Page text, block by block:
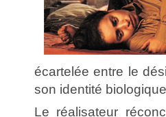
écartelée entre le
son identité
Le réalisateur